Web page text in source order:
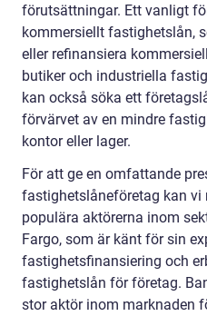
förutsättningar. Ett vanligt
kommersiellt fastighetslån,
eller refinansiera
butiker och industriella
kan också söka ett
förvärvet av en mindre
kontor eller lager.
För att ge en omfattande
fastighetslåneföretag kan vi
populära aktörerna inom
Fargo, som är känt för sin
fastighetsfinansiering och
fastighetslån för företag.
stor aktör inom marknaden